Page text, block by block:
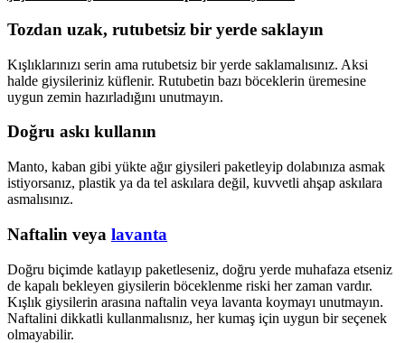
Tozdan uzak, rutubetsiz bir yerde saklayın
Kışlıklarınızı serin ama rutubetsiz bir yerde saklamalısınız. Aksi
halde giysileriniz küflenir. Rutubetin bazı böceklerin üremesine
uygun zemin hazırladığını unutmayın.
Doğru askı kullanın
Manto, kaban gibi yükte ağır giysileri paketleyip dolabınıza asmak
istiyorsanız, plastik ya da tel askılara değil, kuvvetli ahşap askılara
asmalısınız.
Naftalin veya lavanta
Doğru biçimde katlayıp paketleseniz, doğru yerde muhafaza etseniz
de kapalı bekleyen giysilerin böceklenme riski her zaman vardır.
Kışlık giysilerin arasına naftalin veya lavanta koymayı unutmayın.
Naftalini dikkatli kullanmalısnız, her kumaş için uygun bir seçenek
olmayabilir.